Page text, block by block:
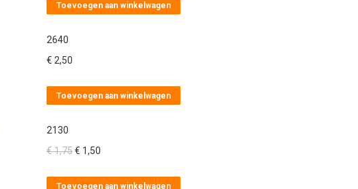
Toevoegen aan winkelwagen
2640
€ 2,50
Toevoegen aan winkelwagen
2130
€1,75 Oorspronkelijke
was:
€ 1,50Huidige
is:
Toevoegen aan winkelwagen